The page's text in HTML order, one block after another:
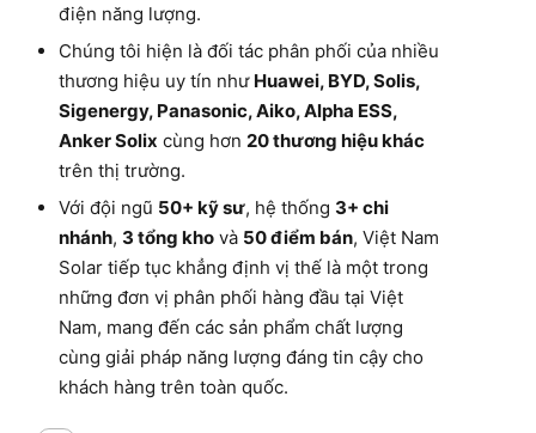
điện năng lượng.
Chúng tôi hiện là đối tác phân phối của nhiều
thương hiệu uy tín như Huawei, BYD, Solis,
Sigenergy, Panasonic, Aiko, Alpha ESS,
Anker Solix cùng hơn 20 thương hiệu khác
trên thị trường.
Với đội ngũ 50+ kỹ sư, hệ thống 3+ chi
nhánh, 3 tổng kho và 50 điểm bán, Việt Nam
Solar tiếp tục khẳng định vị thế là một trong
những đơn vị phân phối hàng đầu tại Việt
Nam, mang đến các sản phẩm chất lượng
cùng giải pháp năng lượng đáng tin cậy cho
khách hàng trên toàn quốc.